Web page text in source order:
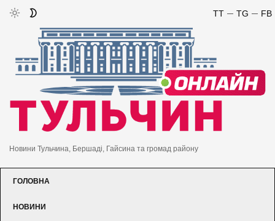
FB
TG
TT
Новини Тульчина, Бершаді, Гайсина та громад району
ГОЛОВНА
НОВИНИ